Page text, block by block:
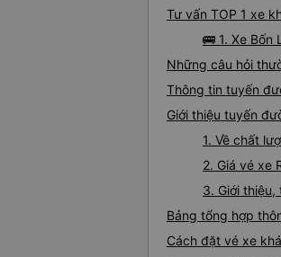
Tư vấn TOP 1 xe
🚌 1. Xe Bốn
Những câu hỏi
Thông tin tuyến
Giới thiệu tuyến
1. Về chất
2. Giá vé xe
3. Giới
Bảng tổng hợp
Cách đặt vé xe